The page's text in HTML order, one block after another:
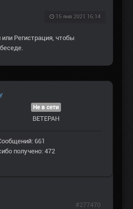
15 янв 2021 16:14
или Регистрация , чтобы
Не в сети
ВЕТЕРАН
661
получено: 472
#277470